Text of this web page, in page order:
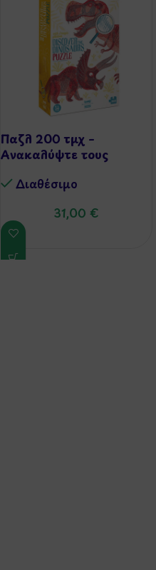
Παζλ 200 τμχ –
Ανακαλύψτε τους
Διαθέσιμo
31,00 €